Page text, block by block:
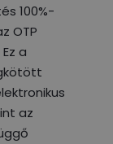
100%-
OTP
a
az